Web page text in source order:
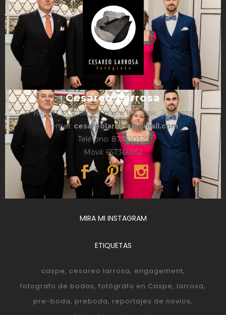
Cesareo Larrosa
Isabel La Católica 4, bajos, 1º, Caspe, Zaragoza
e-mail: cesareolarrosa@gmail.com
Teléfono: 876610325
Móvil: 657366052
MIRA MI INSTAGRAM
ETIQUETAS
caspe cesareo larrosa engagement
fotografo de bodas fotógrafo en Caspe larrosa
pre-boda preboda reportajes de novios